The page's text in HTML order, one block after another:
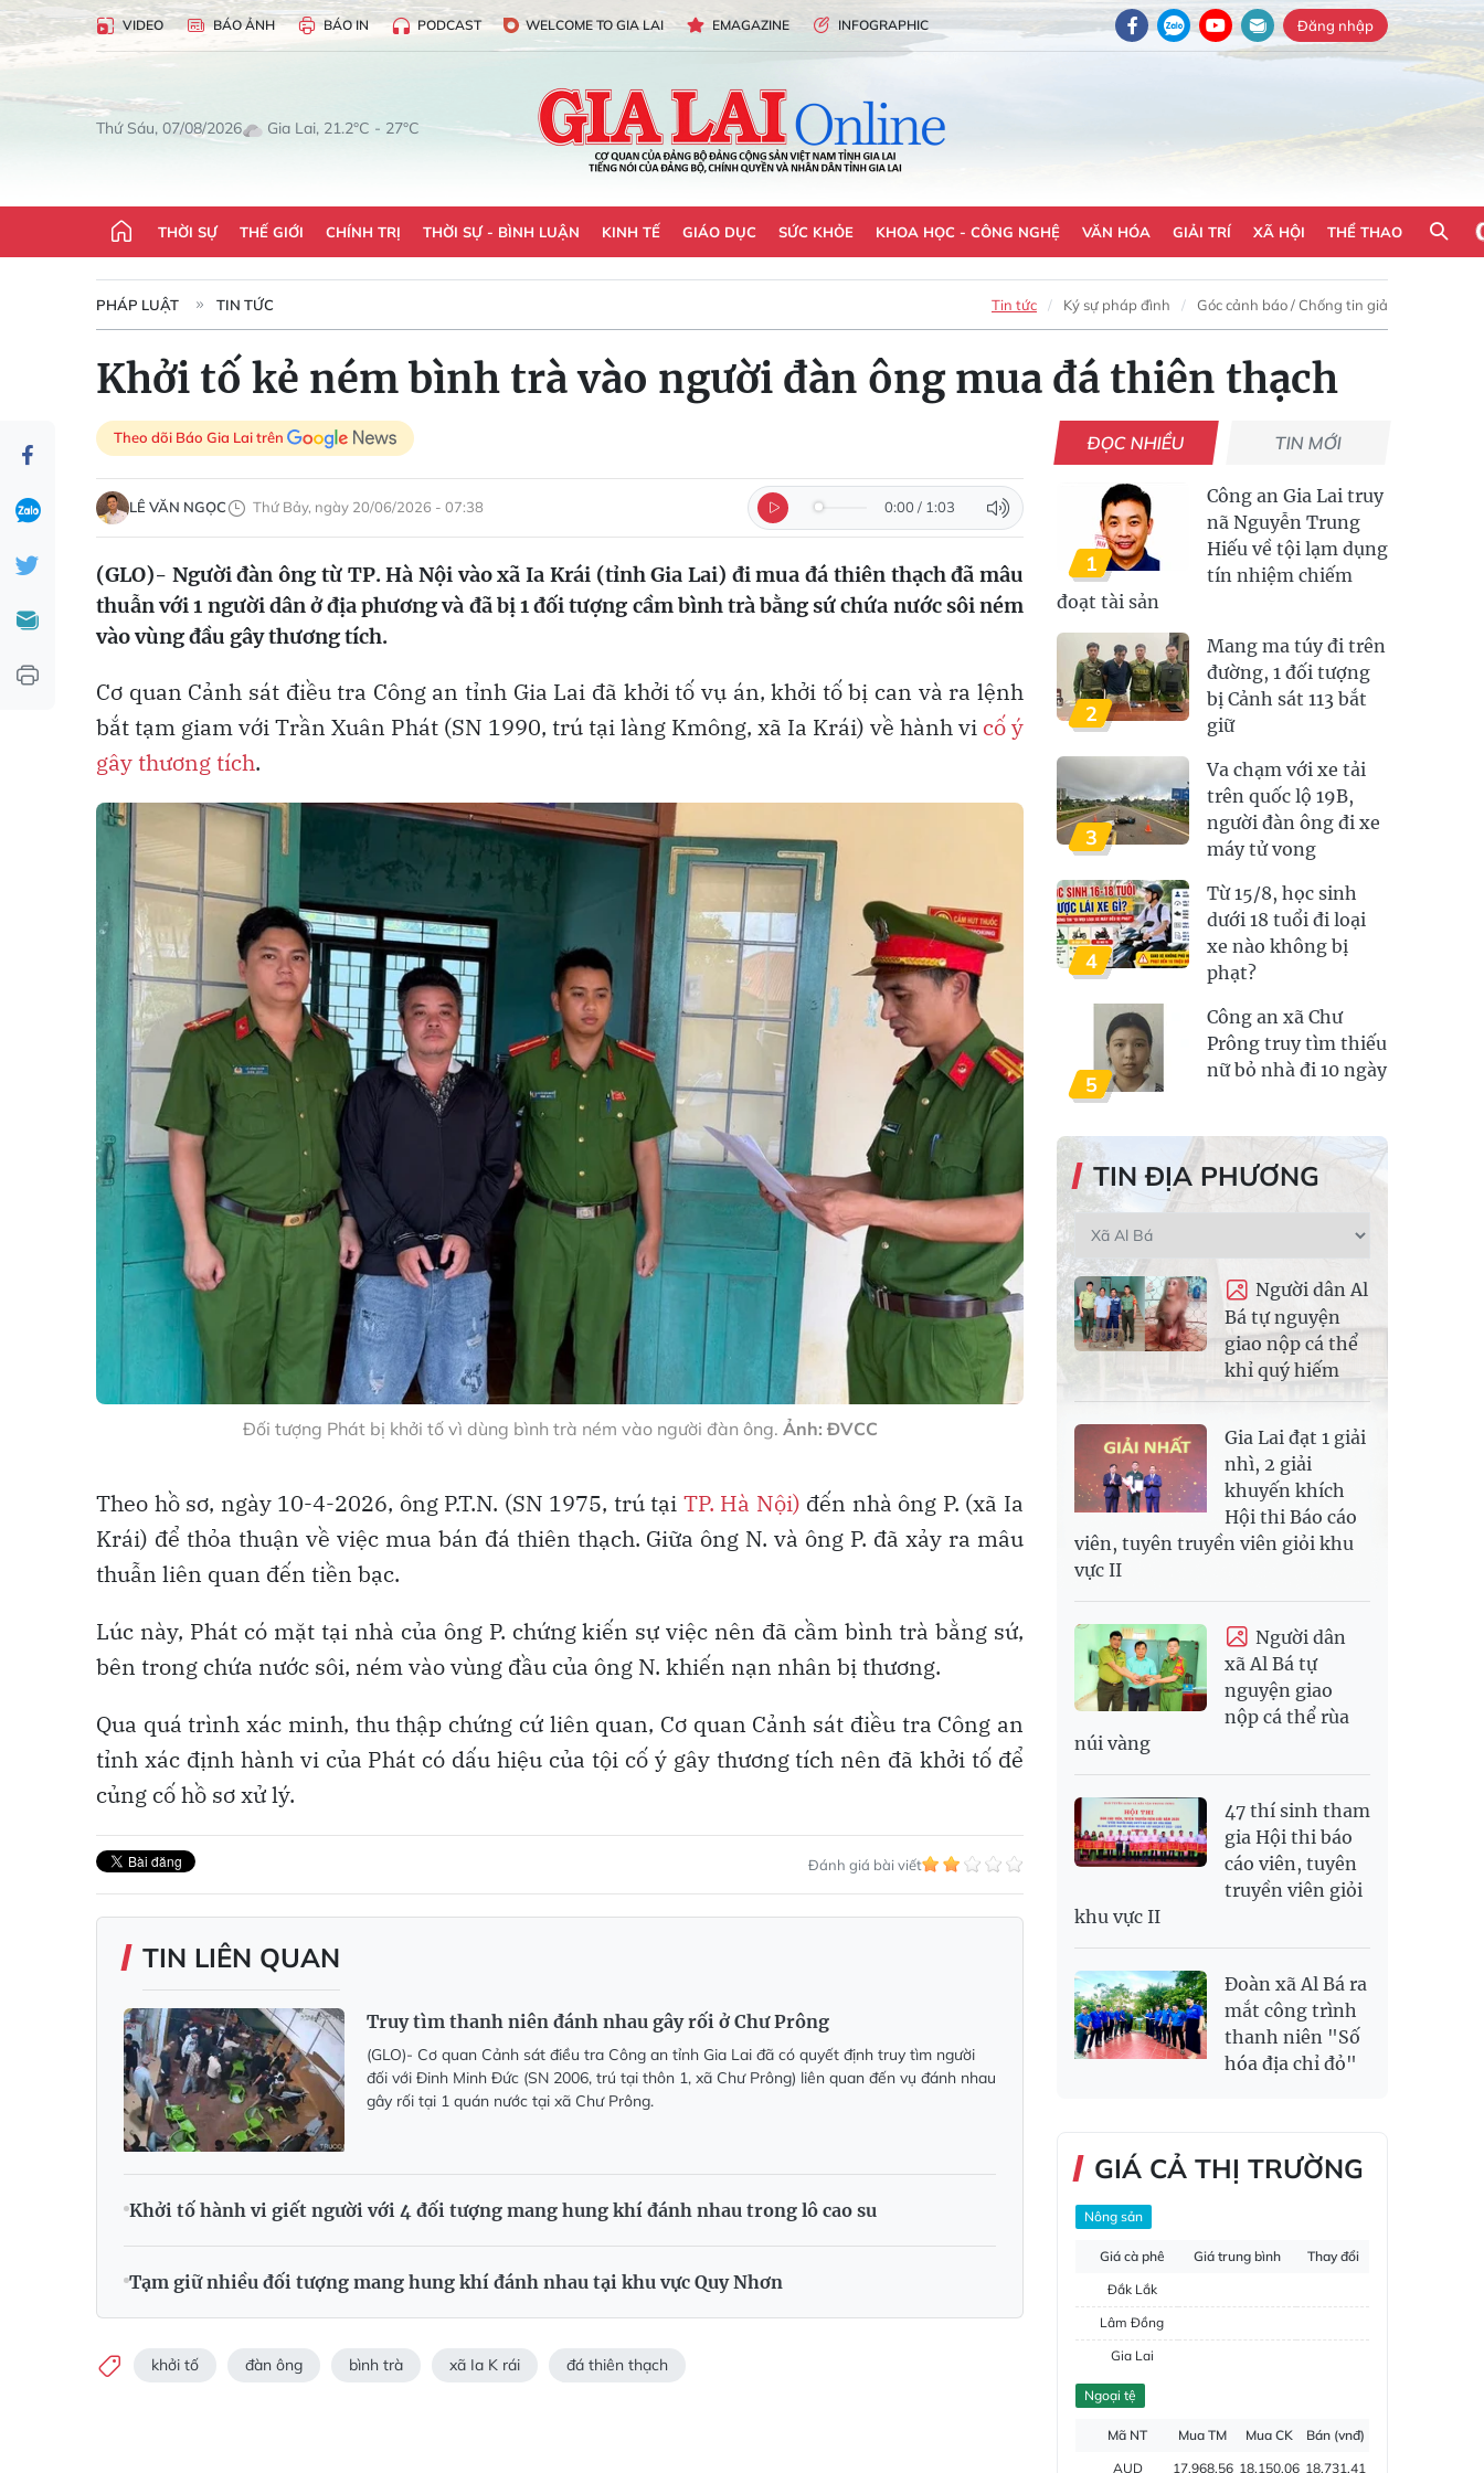
VIDEO BÁO ẢNH BÁO IN PODCAST WELCOME TO GIA LAI EMAGAZINE INFOGRAPHIC Đăng nhập
Thứ Sáu, 07/08/2026 Gia Lai, 21.2°C - 27°C
THỜI SỰ THẾ GIỚI CHÍNH TRỊ THỜI SỰ - BÌNH LUẬN KINH TẾ GIÁO DỤC SỨC KHỎE KHOA HỌC - CÔNG NGHỆ VĂN HÓA GIẢI TRÍ XÃ HỘI THỂ THAO
PHÁP LUẬT TIN TỨC Tin tức Ký sự pháp đình Góc cảnh báo / Chống tin giả
Khởi tố kẻ ném bình trà vào người đàn ông mua đá thiên thạch
Theo dõi Báo Gia Lai trên
LÊ VĂN NGỌC Thứ Bảy, ngày 20/06/2026 - 07:38 0:00 / 1:03
(GLO)- Người đàn ông từ TP. Hà Nội vào xã Ia Krái (tỉnh Gia Lai) đi mua đá thiên thạch đã mâu
thuẫn với 1 người dân ở địa phương và đã bị 1 đối tượng cầm bình trà bằng sứ chứa nước sôi ném
vào vùng đầu gây thương tích.
Cơ quan Cảnh sát điều tra Công an tỉnh Gia Lai đã khởi tố vụ án, khởi tố bị can và ra lệnh
bắt tạm giam với Trần Xuân Phát (SN 1990, trú tại làng Kmông, xã Ia Krái) về hành vi cố ý
gây thương tích.
Đối tượng Phát bị khởi tố vì dùng bình trà ném vào người đàn ông. Ảnh: ĐVCC
Theo hồ sơ, ngày 10-4-2026, ông P.T.N. (SN 1975, trú tại TP. Hà Nội) đến nhà ông P. (xã Ia
Krái) để thỏa thuận về việc mua bán đá thiên thạch. Giữa ông N. và ông P. đã xảy ra mâu
thuẫn liên quan đến tiền bạc.
Lúc này, Phát có mặt tại nhà của ông P. chứng kiến sự việc nên đã cầm bình trà bằng sứ,
bên trong chứa nước sôi, ném vào vùng đầu của ông N. khiến nạn nhân bị thương.
Qua quá trình xác minh, thu thập chứng cứ liên quan, Cơ quan Cảnh sát điều tra Công an
tỉnh xác định hành vi của Phát có dấu hiệu của tội cố ý gây thương tích nên đã khởi tố để
củng cố hồ sơ xử lý.
Đánh giá bài viết
TIN LIÊN QUAN
Truy tìm thanh niên đánh nhau gây rối ở Chư Prông
(GLO)- Cơ quan Cảnh sát điều tra Công an tỉnh Gia Lai đã có quyết định truy tìm người
đối với Đinh Minh Đức (SN 2006, trú tại thôn 1, xã Chư Prông) liên quan đến vụ đánh nhau
gây rối tại 1 quán nước tại xã Chư Prông.
Khởi tố hành vi giết người với 4 đối tượng mang hung khí đánh nhau trong lô cao su
Tạm giữ nhiều đối tượng mang hung khí đánh nhau tại khu vực Quy Nhơn
khởi tố đàn ông bình trà xã Ia K rái đá thiên thạch
ĐỌC NHIỀU TIN MỚI
1
Công an Gia Lai truy
nã Nguyễn Trung
Hiếu về tội lạm dụng
tín nhiệm chiếm
đoạt tài sản
2
Mang ma túy đi trên
đường, 1 đối tượng
bị Cảnh sát 113 bắt
giữ
3
Va chạm với xe tải
trên quốc lộ 19B,
người đàn ông đi xe
máy tử vong
4
Từ 15/8, học sinh
dưới 18 tuổi đi loại
xe nào không bị
phạt?
5
Công an xã Chư
Prông truy tìm thiếu
nữ bỏ nhà đi 10 ngày
TIN ĐỊA PHƯƠNG
Người dân Al
Bá tự nguyện
giao nộp cá thể
khỉ quý hiếm
Gia Lai đạt 1 giải
nhì, 2 giải
khuyến khích
Hội thi Báo cáo
viên, tuyên truyền viên giỏi khu
vực II
Người dân
xã Al Bá tự
nguyện giao
nộp cá thể rùa
núi vàng
47 thí sinh tham
gia Hội thi báo
cáo viên, tuyên
truyền viên giỏi
khu vực II
Đoàn xã Al Bá ra
mắt công trình
thanh niên "Số
hóa địa chỉ đỏ"
GIÁ CẢ THỊ TRƯỜNG
Nông sản
Giá cà phê Giá trung bình
Thay đổi
Đắk Lắk
Lâm Đồng
Gia Lai
Đắk Nông
Ngoại tệ
Mã NT Mua TM Mua CK
Bán (vnđ)
AUD
17,968.56 18,150.06 18,731.41